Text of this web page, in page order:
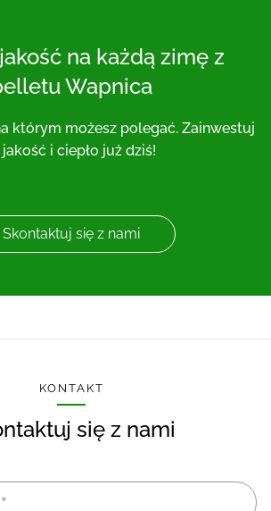
Wapnica
i ciepło już dziś!
Skontaktuj się z nami
KONTAKT
się z nami